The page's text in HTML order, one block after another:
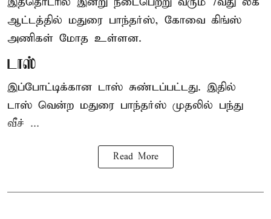
ஆட்டத்தில் மதுரை பாந்தர்ஸ், கோவை கிங்ஸ்
அணிகள் மோத உள்ளன.
டாஸ்
இப்போட்டிக்கான டாஸ் சுண்டப்பட்டது. இதில்
டாஸ் வென்ற மதுரை பாந்தர்ஸ் முதலில் பந்து
வீச் ...
Read More